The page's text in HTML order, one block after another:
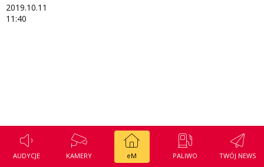
AUDYCJE KAMERY eM PALIWO TWÓJ NEWS
2019.10.11
11:40